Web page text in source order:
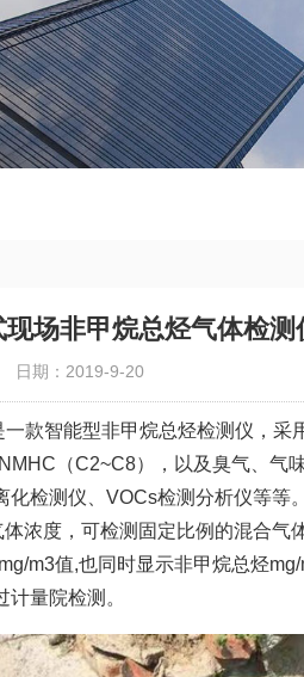
场非甲烷总烃气体检测
日期：2019-9-20
款智能型非甲烷总烃检测仪，采
（C2~C8），以及臭气、气
检测仪、VOCs检测分析仪等等
浓度，可检测固定比例的混合气
m3值,也同时显示非甲烷总烃mg/
量院检测。